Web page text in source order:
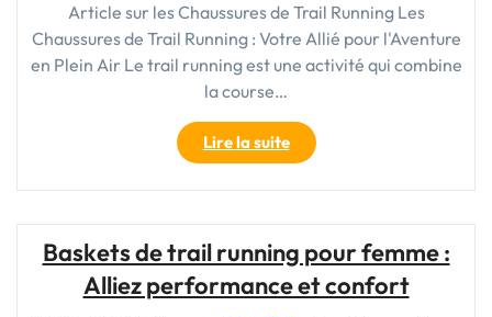
Article sur les Chaussures de Trail Running Les
Chaussures de Trail Running : Votre Allié pour l'Aventure
en Plein Air Le trail running est une activité qui combine
la course…
Lire la suite"Explorez
les
Sentiers
Chaussures
de
Baskets de trail running pour femme :
Alliez performance et confort